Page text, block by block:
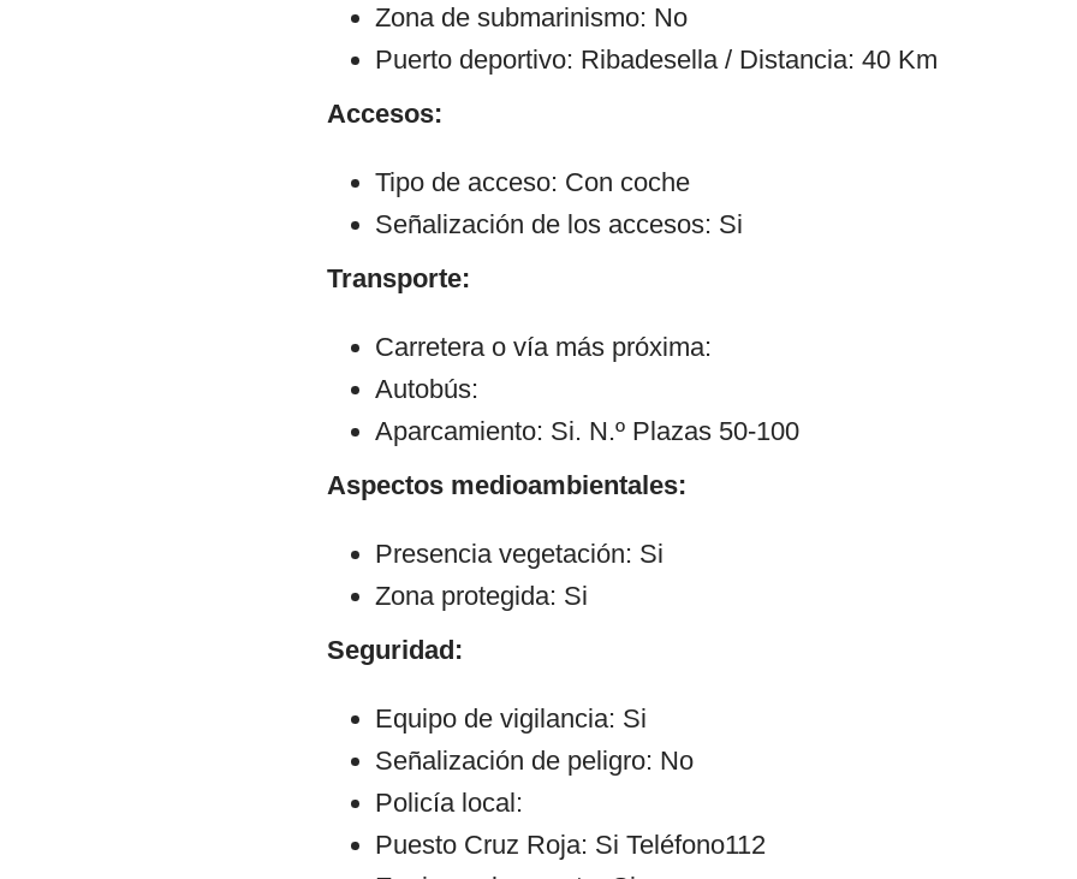
Zona de submarinismo: No
Puerto deportivo: Ribadesella / Distancia: 40 Km
Accesos:
Tipo de acceso: Con coche
Señalización de los accesos: Si
Transporte:
Carretera o vía más próxima:
Autobús:
Aparcamiento: Si. N.º Plazas 50-100
Aspectos medioambientales:
Presencia vegetación: Si
Zona protegida: Si
Seguridad:
Equipo de vigilancia: Si
Señalización de peligro: No
Policía local:
Puesto Cruz Roja: Si Teléfono112